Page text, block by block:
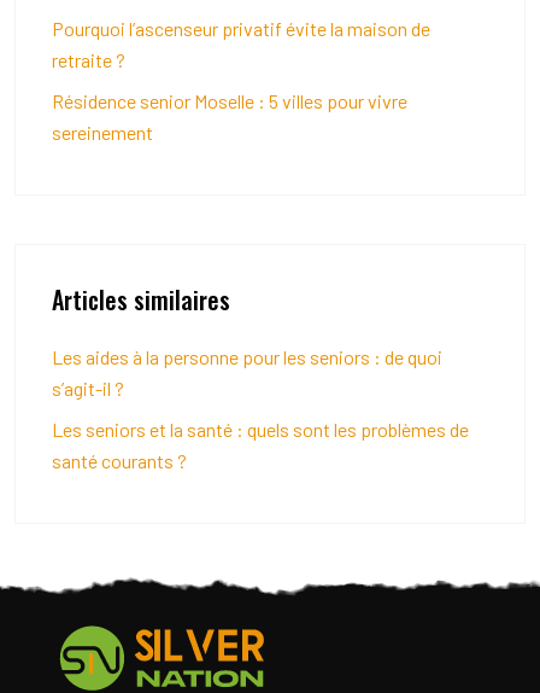
Pourquoi l’ascenseur privatif évite la maison de
retraite ?
Résidence senior Moselle : 5 villes pour vivre
sereinement
Articles similaires
Les aides à la personne pour les seniors : de quoi
s’agit-il ?
Les seniors et la santé : quels sont les problèmes de
santé courants ?